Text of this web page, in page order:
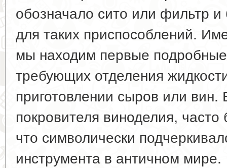
обозначало сито или фильтр
для таких приспособлений.
мы находим первые
требующих отделения
приготовлении сыров или вин.
покровителя виноделия,
что символически
инструмента в античном мире.